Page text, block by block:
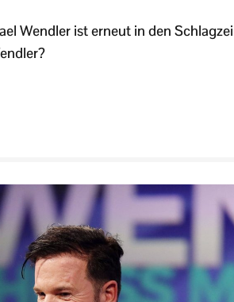
Wendler ist erneut in den